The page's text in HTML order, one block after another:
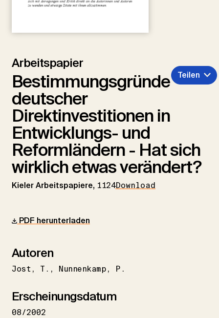
Arbeitspapier
Bestimmungsgründe
deutscher
Direktinvestitionen in
Entwicklungs- und
Reformländern - Hat sich
wirklich etwas verändert?
Kieler Arbeitspapiere, 1124Download
Teilen
PDF herunterladen
Autoren
Jost T. Nunnenkamp P.
Erscheinungsdatum
08/2002